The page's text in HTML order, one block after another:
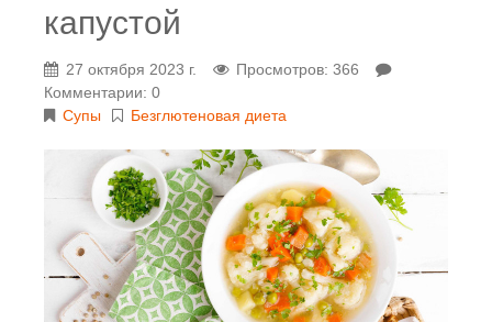
капустой
27 октября 2023 г.
Просмотров: 366
Комментарии: 0
Супы
Безглютеновая диета